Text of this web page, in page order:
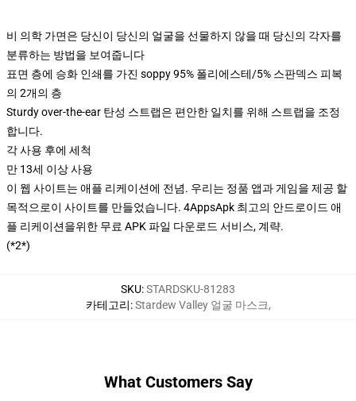
비 의학 가면은 당신이 당신의 얼굴을 선물하지 않을 때 당신의 각자를
분류하는 방법을 보여줍니다
표면 층에 승화 인쇄를 가진 soppy 95% 폴리에스테/5% 스판덱스 피복
의 2개의 층
Sturdy over-the-ear 탄성 스트랩은 편안한 일치를 위해 스트랩을 조정
합니다.
각 사용 후에 세척
만 13세 이상 사용
이 웹 사이트는 애플 리케이션에 전념. 우리는 정품 앱과 게임을 제공 할
목적으로이 사이트를 만들었습니다. 4AppsApk 최고의 안드로이드 애
플 리케이션을위한 무료 APK 파일 다운로드 서비스, 계략.
(*2*)
SKU:STARDSKU-81283
카테고리:Stardew Valley 얼굴 마스크,
What Customers Say